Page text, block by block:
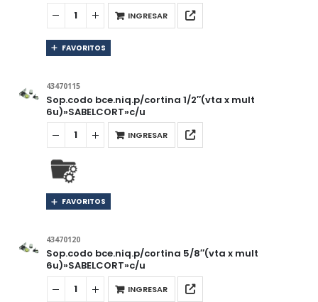
INGRESAR
FAVORITOS
43470115
Sop.codo bce.niq.p/cortina 1/2″(vta x mult
6u)»SABELCORT»c/u
INGRESAR
FAVORITOS
43470120
Sop.codo bce.niq.p/cortina 5/8″(vta x mult
6u)»SABELCORT»c/u
INGRESAR